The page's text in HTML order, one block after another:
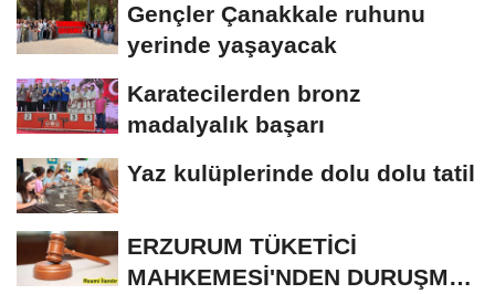
Gençler Çanakkale ruhunu
yerinde yaşayacak
Karatecilerden bronz
madalyalık başarı
Yaz kulüplerinde dolu dolu tatil
ERZURUM TÜKETİCİ
MAHKEMESİ'NDEN DURUŞMA